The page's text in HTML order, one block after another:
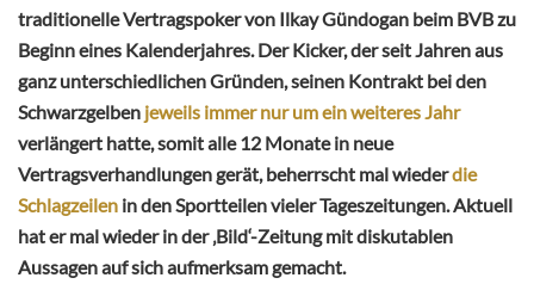
traditionelle Vertragspoker von Ilkay Gündogan beim BVB zu
Beginn eines Kalenderjahres. Der Kicker, der seit Jahren aus
ganz unterschiedlichen Gründen, seinen Kontrakt bei den
Schwarzgelben jeweils immer nur um ein weiteres Jahr
verlängert hatte, somit alle 12 Monate in neue
Vertragsverhandlungen gerät, beherrscht mal wiederdie
Schlagzeilen in den Sportteilen vieler Tageszeitungen. Aktuell
hat er mal wieder in der ‚Bild‘-Zeitung mit diskutablen
Aussagen auf sich aufmerksam gemacht.